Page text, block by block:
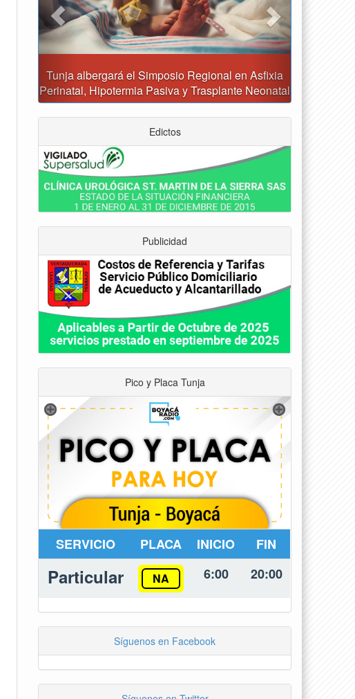
Reporte del tiempo en Boyacá para el sábado
Edictos
Publicidad
Pico y Placa Tunja
SERVICIO PLACA INICIO FIN
Particular NA 6:00 20:00
Síguenos en Facebook